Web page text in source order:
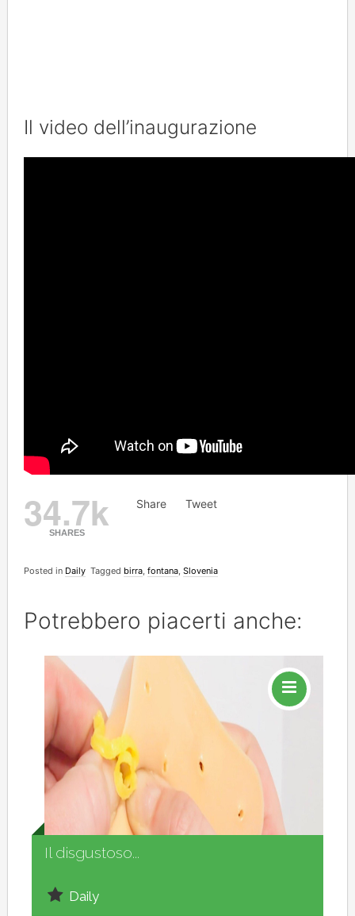
Il video dell’inaugurazione
34.7k
SHARES
Share Tweet
Posted in Daily Tagged birra, fontana, Slovenia
Potrebbero piacerti anche:
Il disgustoso...
Daily